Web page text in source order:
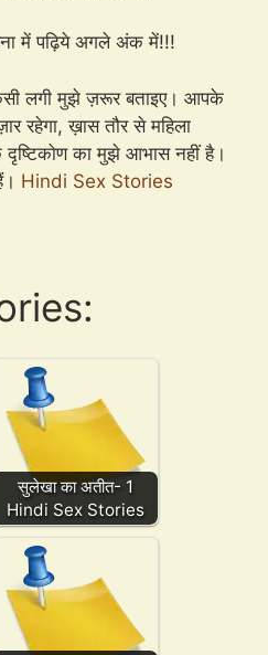
में पढ़िये अगले अंक में!!!
लगी मुझे ज़रूर बताइए। आपके
रहेगा, ख़ास तौर से महिला
दृष्टिकोण का मुझे आभास नहीं है।
Hindi Sex Stories
सुलेखा का अतीत- 1
Hindi Sex Stories